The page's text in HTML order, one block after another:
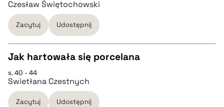
pobierz cytat
pobierz cytat
BIBTEX
pobierz cytat
Czesław Świętochowski
Zacytuj Udostępnij
CZYSTY TEKST
pobierz cytat
Jak hartowała się porcelana
s. 40 - 44
Swietłana Czestnych
Zacytuj Udostępnij